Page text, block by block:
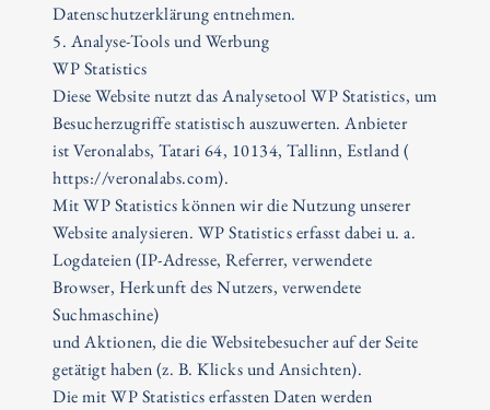
Datenschutzerklärung entnehmen.
5. Analyse-Tools und Werbung
WP Statistics
Diese Website nutzt das Analysetool WP Statistics, um
Besucherzugriffe statistisch auszuwerten. Anbieter
ist Veronalabs, Tatari 64, 10134, Tallinn, Estland (
https://veronalabs.com).
Mit WP Statistics können wir die Nutzung unserer
Website analysieren. WP Statistics erfasst dabei u. a.
Logdateien (IP-Adresse, Referrer, verwendete
Browser, Herkunft des Nutzers, verwendete
Suchmaschine)
und Aktionen, die die Websitebesucher auf der Seite
getätigt haben (z. B. Klicks und Ansichten).
Die mit WP Statistics erfassten Daten werden